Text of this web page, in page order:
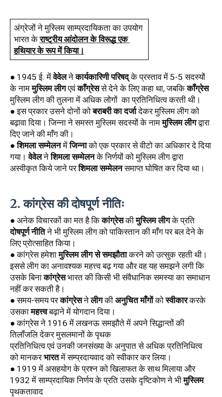
अंग्रेजों ने मुस्लिम साम्प्रदायिकता का उपयोग
भारत के राष्ट्रीय आंदोलन के विरूद्ध एक
हथियार के रूप में किया।
● 1945 ई. में वेवेल ने कार्यकारिणी परिषद् के प्रस्ताव में 5-5 सदस्यों
के नाम मुस्लिम लीग एवं काँग्रेस से देने के लिए कहा था, जबकि काँग्रेस
मुस्लिम लीग की तुलना में अधिक लोगों  का प्रतिनिधित्व करती थी।
● इस प्रकार उसने दोनों को बराबरी का दर्जा देकर मुस्लिम लीग को
बढ़ावा दिया। जिन्ना ने समस्त मुस्लिम सदस्यों के नाम मुस्लिम लीग द्वारा
दिए जाने की माँग की।
● शिमला सम्मेलन में जिन्ना को एक प्रकार से वीटो का अधिकार दे दिया
गया। वेवेल ने शिमला सम्मेलन के निर्णयों को मुस्लिम लीग द्वारा
अस्वीकृत किये जाने पर शिमला सम्मेलन समाप्त घोषित कर दिया था।
2. कांग्रेस की दोषपूर्ण नीतिः
● अनेक विचारकों का मत है कि कांग्रेस की मुस्लिम लीग
दोषपूर्ण नीति ने भी मुस्लिम लीग को पाकिस्तान की माँग पर बल देने के
लिए प्रोत्साहित किया।
● कांग्रेस हमेशा मुस्लिम लीग से समझौता करने को उत्सुक रहती थी।
इससे लीग का अनावश्यक महत्त्व बढ़ गया और वह यह समझने लगी कि
उसके बिना कांग्रेस भारत की किसी भी संवैधानिक समस्या का समाधान
नहीं कर सकती है।
● समय-समय पर कांग्रेस ने लीग की अनुचित माँगों को स्वीकार करके
उसका महत्त्व बढ़ाने में योगदान दिया।
● कांग्रेस ने 1916 में लखनऊ समझौते में अपने सिद्धान्तों की
तिलाँजलि देकर मुसलमानों के पृथक
प्रतिनिधित्व एवं उनकी जनसंख्या के अनुपात से अधिक प्रतिनिधित्व
को मानकर भारत में सम्प्रदायवाद को स्वीकार कर लिया।
● 1919 में असहयोग के प्रश्न को खिलाफत के साथ मिलाया और
1932 में साम्प्रदायिक निर्णय के प्रति उसके दृष्टिकोण ने भी मुस्लिम
पृथकतावाद